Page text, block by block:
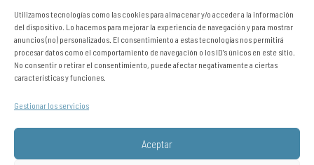
Utilizamos tecnologías como las cookies para almacenar y/o acceder a la información
del dispositivo. Lo hacemos para mejorar la experiencia de navegación y para mostrar
anuncios (no) personalizados. El consentimiento a estas tecnologías nos permitirá
procesar datos como el comportamiento de navegación o los ID's únicos en este sitio.
No consentir o retirar el consentimiento, puede afectar negativamente a ciertas
características y funciones.
Gestionar los servicios
Aceptar
Aviso legal
Política de cookies